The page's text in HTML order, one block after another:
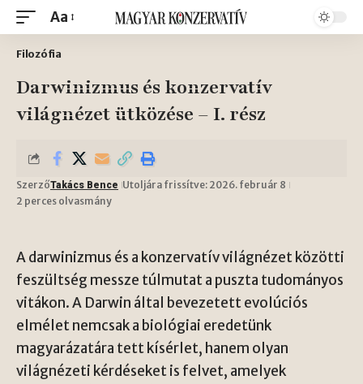
Aa
Filozófia
Darwinizmus és konzervatív
világnézet ütközése – I. rész
SzerzőTakács Bence Utoljára frissítve: 2026. február 8
2 perces olvasmány
A darwinizmus és a konzervatív világnézet közötti
feszültség messze túlmutat a puszta tudományos
vitákon. A Darwin által bevezetett evolúciós
elmélet nemcsak a biológiai eredetünk
magyarázatára tett kísérlet, hanem olyan
világnézeti kérdéseket is felvet, amelyek